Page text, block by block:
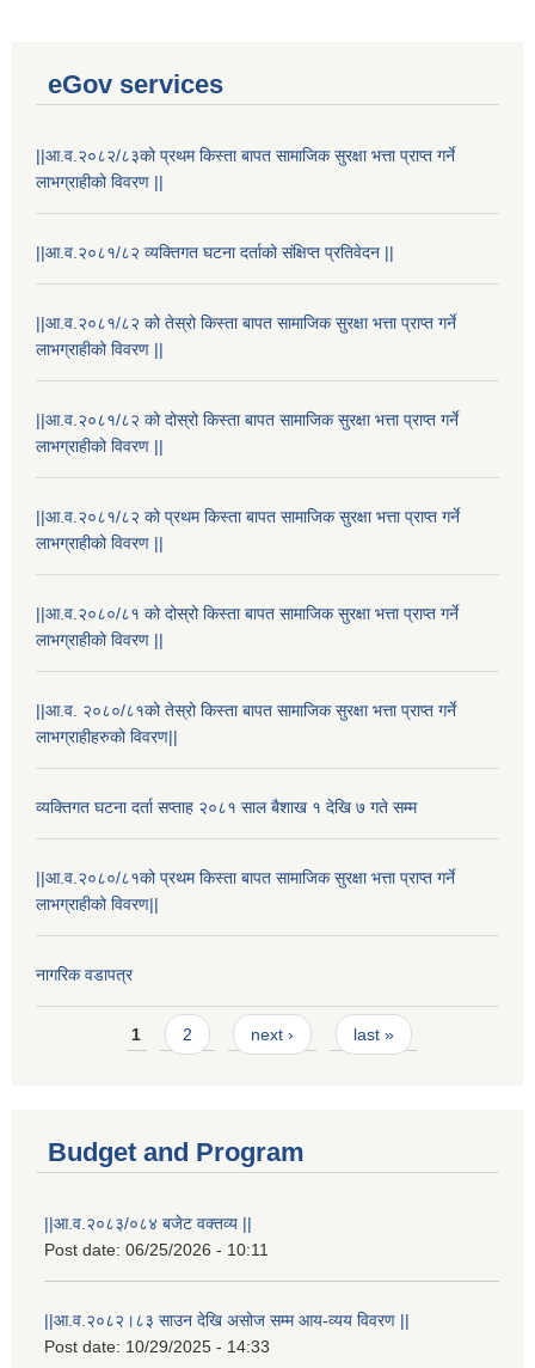
eGov services
||आ.व.२०८२/८३को प्रथम किस्ता बापत सामाजिक सुरक्षा भत्ता प्राप्त गर्ने
लाभग्राहीको विवरण ||
||आ.व.२०८१/८२ व्यक्तिगत घटना दर्ताको संक्षिप्त प्रतिवेदन ||
||आ.व.२०८१/८२ को तेस्रो किस्ता बापत सामाजिक सुरक्षा भत्ता प्राप्त गर्ने
लाभग्राहीको विवरण ||
||आ.व.२०८१/८२ को दोस्रो किस्ता बापत सामाजिक सुरक्षा भत्ता प्राप्त गर्ने
लाभग्राहीको विवरण ||
||आ.व.२०८१/८२ को प्रथम किस्ता बापत सामाजिक सुरक्षा भत्ता प्राप्त गर्ने
लाभग्राहीको विवरण ||
||आ.व.२०८०/८१ को दोस्रो किस्ता बापत सामाजिक सुरक्षा भत्ता प्राप्त गर्ने
लाभग्राहीको विवरण ||
||आ.व. २०८०/८१को तेस्रो किस्ता बापत सामाजिक सुरक्षा भत्ता प्राप्त गर्ने
लाभग्राहीहरुको विवरण||
व्यक्तिगत घटना दर्ता सप्ताह २०८१ साल बैशाख १ देखि ७ गते सम्म
||आ.व.२०८०/८१को प्रथम किस्ता बापत सामाजिक सुरक्षा भत्ता प्राप्त गर्ने
लाभग्राहीको विवरण||
नागरिक वडापत्र
Pages1 2 next › last »
Budget and Program
||आ.व.२०८३/०८४ बजेट वक्तव्य ||
Post date: 06/25/2026 - 10:11
||आ.व.२०८२।८३ साउन देखि असोज सम्म आय-व्यय विवरण ||
Post date: 10/29/2025 - 14:33